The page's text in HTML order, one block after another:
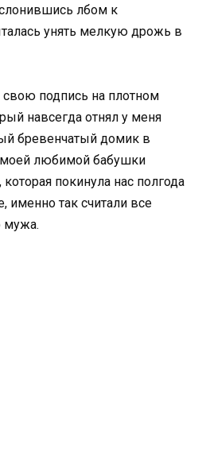
лбом к
унять мелкую дрожь в
свою подпись на плотном
навсегда отнял у меня
бревенчатый домик в
любимой бабушки
покинула нас полгода
именно так считали все
мужа.